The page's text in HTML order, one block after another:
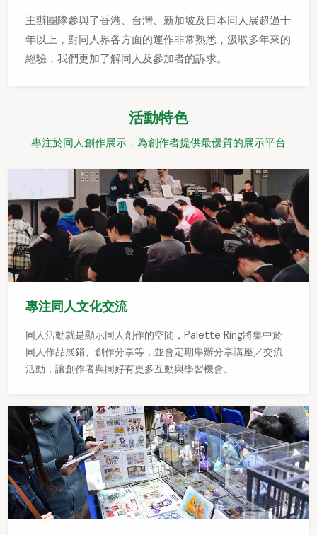
主辦團隊參與了香港、台灣、新加坡及日本同人展超過十
年以上，對同人界各方面的運作非常熟悉，汲取多年來的
經驗，我們更加了解同人及參加者的訴求。
活動特色
專注於同人創作展示，為創作者提供最優質的展示平台
專注同人文化交流
同人活動就是顯示同人創作的空間，Palette Ring將集中於
同人作品展銷、創作分享等，並會定期舉辦分享講座／交流
活動，讓創作者與同好有更多互動與學習機會。